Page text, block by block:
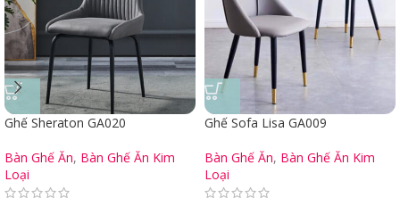
Ghế Sheraton GA020
Bàn Ghế Ăn, Bàn Ghế Ăn Kim
Loại
Ghế Sofa Lisa GA009
Bàn Ghế Ăn, Bàn Ghế Ăn Kim
Loại